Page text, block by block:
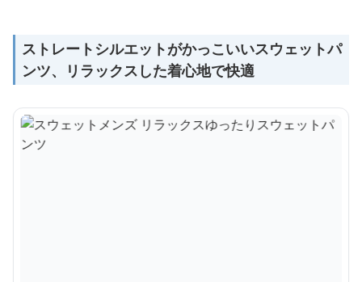
ストレートシルエットがかっこいいスウェットパ
ンツ、リラックスした着心地で快適